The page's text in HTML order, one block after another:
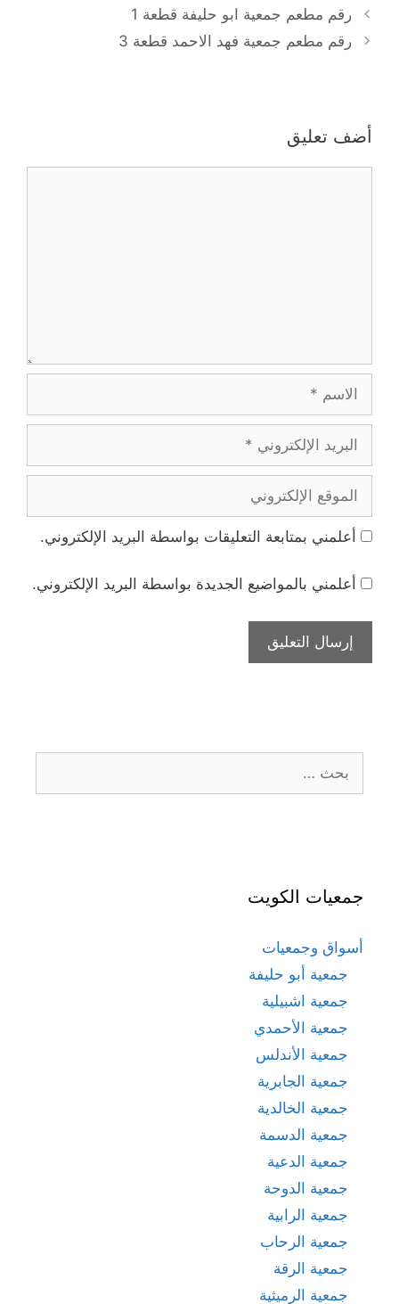
رقم مطعم جمعية ابو حليفة قطعة 1
رقم مطعم جمعية فهد الاحمد قطعة 3
أضف تعليق
الإلكتروني
الإلكتروني
أعلمني بمتابعة التعليقات بواسطة البريد الإلكتروني.
أعلمني بالمواضيع الجديدة بواسطة البريد الإلكتروني.
عن:
جمعيات الكويت
أسواق وجمعيات
جمعية أبو حليفة
جمعية اشبيلية
جمعية الأحمدي
جمعية الأندلس
جمعية الجابرية
جمعية الخالدية
جمعية الدسمة
جمعية الدعية
جمعية الدوحة
جمعية الرابية
جمعية الرحاب
جمعية الرقة
جمعية الرميثية